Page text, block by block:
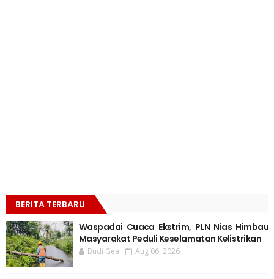
BERITA TERBARU
Waspadai Cuaca Ekstrim, PLN Nias Himbau
Masyarakat Peduli Keselamatan Kelistrikan
Budi Gea Aug 06, 2026